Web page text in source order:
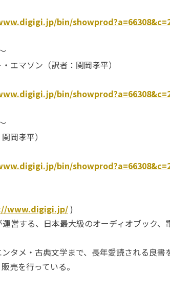
bin/
エマソン（訳者：関岡孝平）
bin/
岡孝平）
bin/
www.digigi.jp/)
営する、日本最大級のオーディオブック、
タメ・古典文学まで、長年愛読される良書
売を行っている。